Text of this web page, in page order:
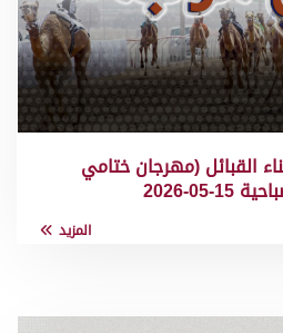
القبائل (مهرجان ختامي
المزيد